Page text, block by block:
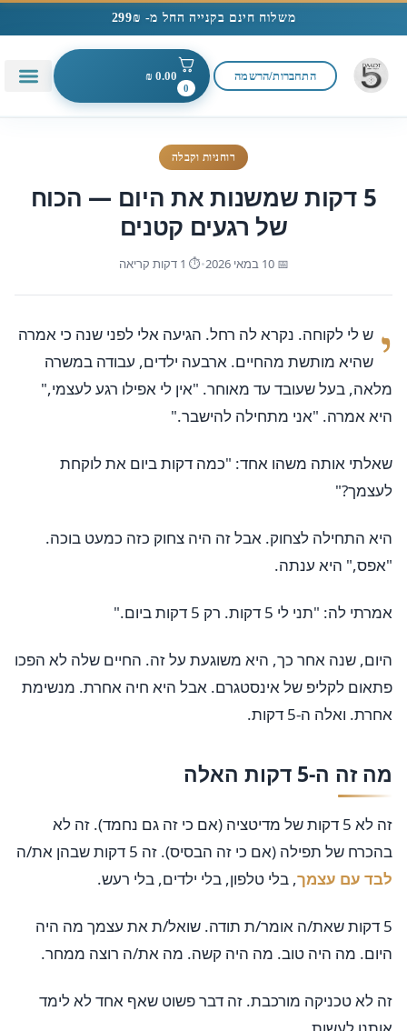
משלוח חינם בקנייה החל מ- 299₪
התחברות/הרשמה
0
0.00
₪
רוחניות וקבלה
5 דקות שמשנות את היום — הכוח
של רגעים קטנים
📅 10 במאי 2026 •⏱ 1 דקות קריאה
י ש לי לקוחה. נקרא לה רחל. הגיעה אלי לפני שנה כי אמרה
שהיא מותשת מהחיים. ארבעה ילדים, עבודה במשרה
מלאה, בעל שעובד עד מאוחר. "אין לי אפילו רגע לעצמי,"
היא אמרה. "אני מתחילה להישבר."
שאלתי אותה משהו אחד: "כמה דקות ביום את לוקחת
לעצמך?"
היא התחילה לצחוק. אבל זה היה צחוק כזה כמעט בוכה.
"אפס," היא ענתה.
אמרתי לה: "תני לי 5 דקות. רק 5 דקות ביום."
היום, שנה אחר כך, היא משוגעת על זה. החיים שלה לא הפכו
פתאום לקליפ של אינסטגרם. אבל היא חיה אחרת. מנשימת
אחרת. ואלה ה-5 דקות.
מה זה ה-5 דקות האלה
זה לא 5 דקות של מדיטציה (אם כי זה גם נחמד). זה לא
בהכרח של תפילה (אם כי זה הבסיס). זה 5 דקות שבהן את/ה
לבד עם עצמך, בלי טלפון, בלי ילדים, בלי רעש.
5 דקות שאת/ה אומר/ת תודה. שואל/ת את עצמך מה היה
היום. מה היה טוב. מה היה קשה. מה את/ה רוצה ממחר.
זה לא טכניקה מורכבת. זה דבר פשוט שאף אחד לא לימד